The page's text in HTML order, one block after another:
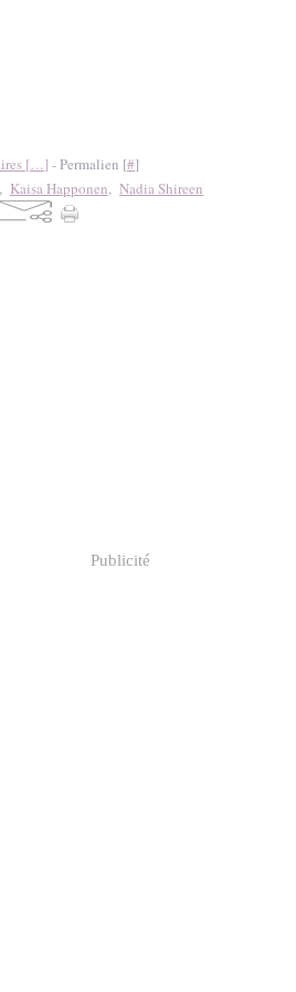
[…] - Permalien [#]
, Kaisa Happonen, Nadia Shireen
Publicité